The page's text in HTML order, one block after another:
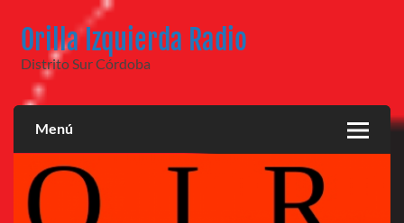
contenido
Orilla Izquierda Radio
Distrito Sur Córdoba
Menú